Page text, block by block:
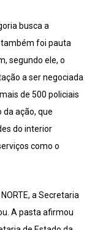
busca a
foi pauta
segundo ele, o
a ser negociada
de 500 policiais
ação, que
do interior
como o
a Secretaria
A pasta afirmou